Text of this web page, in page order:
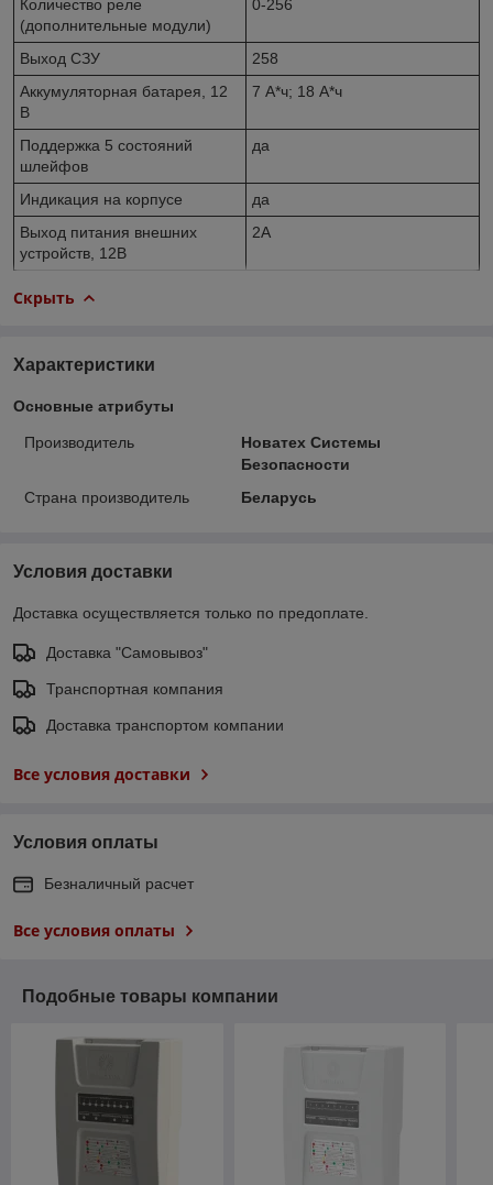
Количество реле
(дополнительные модули)
0-256
Выход СЗУ
258
Аккумуляторная батарея, 12
В
7 А*ч; 18 А*ч
Поддержка 5 состояний
шлейфов
да
Индикация на корпусе
да
Выход питания внешних
устройств, 12В
2А
Скрыть
Характеристики
Основные атрибуты
Производитель
Новатех Системы
Безопасности
Страна производитель
Беларусь
Условия доставки
Доставка осуществляется только по предоплате.
Доставка "Самовывоз"
Транспортная компания
Доставка транспортом компании
Все условия доставки
Условия оплаты
Безналичный расчет
Все условия оплаты
Подобные товары компании